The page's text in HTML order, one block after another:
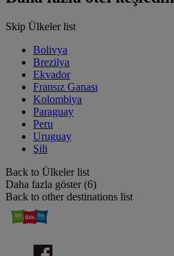
Skip Ülkeler list
Bolivya
Brezilya
Ekvador
Fransız Ganası
Kolombiya
Paraguay
Peru
Uruguay
Şili
Back to Ülkeler list
Daha fazla göster (6)
Back to other destinations list